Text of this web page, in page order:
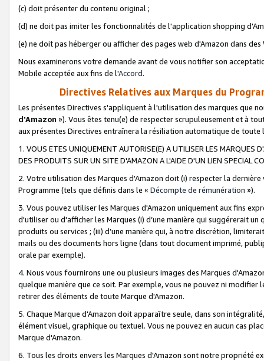
(c) doit présenter du contenu original ;
(d) ne doit pas imiter les fonctionnalités de l'application shopping
(e) ne doit pas héberger ou afficher des pages web d'Amazon dans
Nous examinerons votre demande avant de vous notifier son
Mobile acceptée aux fins de l'Accord.
Directives Relatives aux Marques du
Les présentes Directives s'appliquent à l'utilisation des marques que
d'Amazon »). Vous êtes tenu(e) de respecter scrupuleusement et à
aux présentes Directives entraînera la résiliation automatique de
1. VOUS ETES UNIQUEMENT AUTORISE(E) A UTILISER LES MARQUES
DES PRODUITS SUR UN SITE D'AMAZON A L'AIDE D'UN LIEN SPECIAL
2. Votre utilisation des Marques d'Amazon doit (i) respecter la
Programme (tels que définis dans le « Décompte de rémunération »).
3. Vous pouvez utiliser les Marques d'Amazon uniquement aux fins
d'utiliser ou d'afficher les Marques (i) d’une manière qui suggérerait
produits ou services ; (iii) d’une manière qui, à notre discrétion,
mails ou des documents hors ligne (dans tout document imprimé,
orale par exemple).
4. Nous vous fournirons une ou plusieurs images des Marques
quelque manière que ce soit. Par exemple, vous ne pouvez ni
retirer des éléments de toute Marque d'Amazon.
5. Chaque Marque d'Amazon doit apparaître seule, dans son
élément visuel, graphique ou textuel. Vous ne pouvez en aucun cas
Marque d'Amazon.
6. Tous les droits envers les Marques d'Amazon sont notre propriété